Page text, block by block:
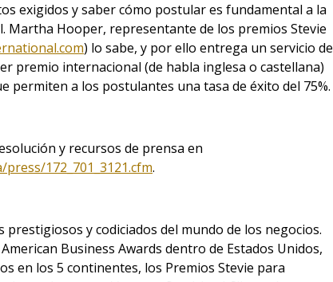
exigidos y saber cómo postular es fundamental a la
Martha Hooper, representante de los premios Stevie
) lo sabe, y por ello entrega un servicio de
premio internacional (de habla inglesa o castellana)
permiten a los postulantes una tasa de éxito del 75%.
y recursos de prensa en
172_701_3121.cfm.
y codiciados del mundo de los negocios.
Business Awards dentro de Estados Unidos,
en los 5 continentes, los Premios Stevie para